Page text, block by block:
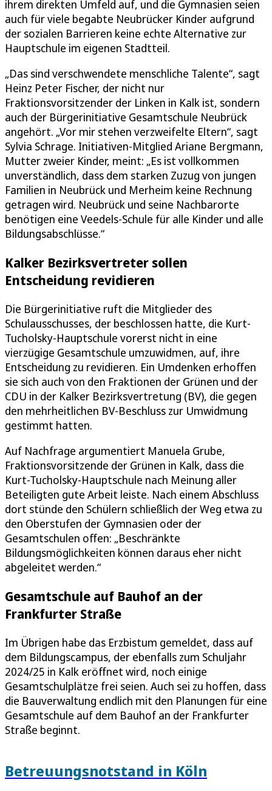
ihrem direkten Umfeld auf, und die Gymnasien seien
auch für viele begabte Neubrücker Kinder aufgrund
der sozialen Barrieren keine echte Alternative zur
Hauptschule im eigenen Stadtteil.
„Das sind verschwendete menschliche Talente“, sagt
Heinz Peter Fischer, der nicht nur
Fraktionsvorsitzender der Linken in Kalk ist, sondern
auch der Bürgerinitiative Gesamtschule Neubrück
angehört. „Vor mir stehen verzweifelte Eltern“, sagt
Sylvia Schrage. Initiativen-Mitglied Ariane Bergmann,
Mutter zweier Kinder, meint: „Es ist vollkommen
unverständlich, dass dem starken Zuzug von jungen
Familien in Neubrück und Merheim keine Rechnung
getragen wird. Neubrück und seine Nachbarorte
benötigen eine Veedels-Schule für alle Kinder und alle
Bildungsabschlüsse.“
Kalker Bezirksvertreter sollen
Entscheidung revidieren
Die Bürgerinitiative ruft die Mitglieder des
Schulausschusses, der beschlossen hatte, die Kurt-
Tucholsky-Hauptschule vorerst nicht in eine
vierzügige Gesamtschule umzuwidmen, auf, ihre
Entscheidung zu revidieren. Ein Umdenken erhoffen
sie sich auch von den Fraktionen der Grünen und der
CDU in der Kalker Bezirksvertretung (BV), die gegen
den mehrheitlichen BV-Beschluss zur Umwidmung
gestimmt hatten.
Auf Nachfrage argumentiert Manuela Grube,
Fraktionsvorsitzende der Grünen in Kalk, dass die
Kurt-Tucholsky-Hauptschule nach Meinung aller
Beteiligten gute Arbeit leiste. Nach einem Abschluss
dort stünde den Schülern schließlich der Weg etwa zu
den Oberstufen der Gymnasien oder der
Gesamtschulen offen: „Beschränkte
Bildungsmöglichkeiten können daraus eher nicht
abgeleitet werden.“
Gesamtschule auf Bauhof an der
Frankfurter Straße
Im Übrigen habe das Erzbistum gemeldet, dass auf
dem Bildungscampus, der ebenfalls zum Schuljahr
2024/25 in Kalk eröffnet wird, noch einige
Gesamtschulplätze frei seien. Auch sei zu hoffen, dass
die Bauverwaltung endlich mit den Planungen für eine
Gesamtschule auf dem Bauhof an der Frankfurter
Straße beginnt.
Betreuungsnotstand in Köln